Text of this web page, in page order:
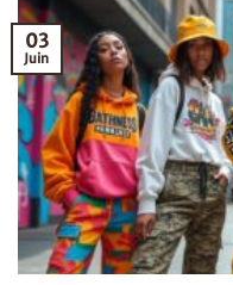
03
Juin